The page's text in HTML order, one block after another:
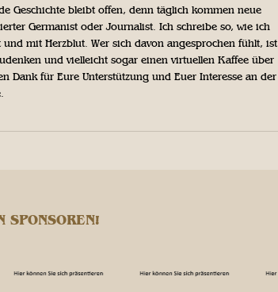
Geschichte bleibt offen, denn täglich kommen neue
Germanist oder Journalist. Ich schreibe so, wie ich
mit Herzblut. Wer sich davon angesprochen fühlt, ist
und vielleicht sogar einen virtuellen Kaffee über
Dank für Eure Unterstützung und Euer Interesse an der
SPONSOREN!